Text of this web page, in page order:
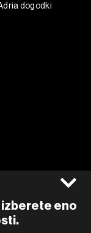
izberete eno
dogodki